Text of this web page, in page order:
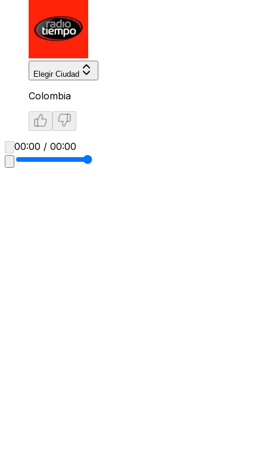
Elegir Ciudad
Colombia
00:00 / 00:00